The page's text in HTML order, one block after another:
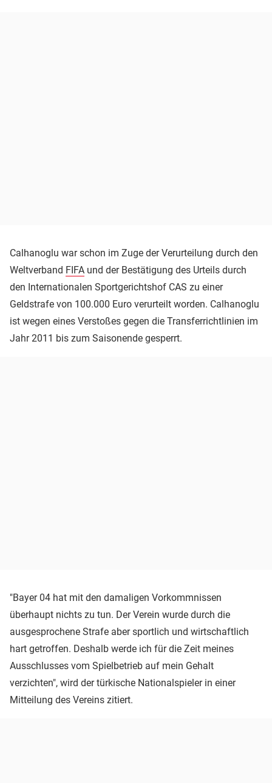
Calhanoglu war schon im Zuge der Verurteilung durch den
Weltverband FIFA und der Bestätigung des Urteils durch
den Internationalen Sportgerichtshof CAS zu einer
Geldstrafe von 100.000 Euro verurteilt worden. Calhanoglu
ist wegen eines Verstoßes gegen die Transferrichtlinien im
Jahr 2011 bis zum Saisonende gesperrt.
"Bayer 04 hat mit den damaligen Vorkommnissen
überhaupt nichts zu tun. Der Verein wurde durch die
ausgesprochene Strafe aber sportlich und wirtschaftlich
hart getroffen. Deshalb werde ich für die Zeit meines
Ausschlusses vom Spielbetrieb auf mein Gehalt
verzichten", wird der türkische Nationalspieler in einer
Mitteilung des Vereins zitiert.